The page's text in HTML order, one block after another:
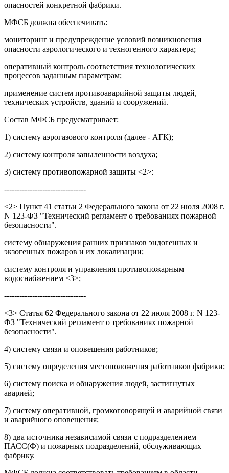
опасностей конкретной фабрики.
МФСБ должна обеспечивать:
мониторинг и предупреждение условий возникновения
опасности аэрологического и техногенного характера;
оперативный контроль соответствия технологических
процессов заданным параметрам;
применение систем противоаварийной защиты людей,
технических устройств, зданий и сооружений.
Состав МФСБ предусматривает:
1) систему аэрогазового контроля (далее - АГК);
2) систему контроля запыленности воздуха;
3) систему противопожарной защиты <2>:
--------------------------------
<2> Пункт 41 статьи 2 Федерального закона от 22 июля 2008 г.
N 123-ФЗ "Технический регламент о требованиях пожарной
безопасности".
систему обнаружения ранних признаков эндогенных и
экзогенных пожаров и их локализации;
систему контроля и управления противопожарным
водоснабжением <3>;
--------------------------------
<3> Статья 62 Федерального закона от 22 июля 2008 г. N 123-
ФЗ "Технический регламент о требованиях пожарной
безопасности".
4) систему связи и оповещения работников;
5) систему определения местоположения работников фабрики;
6) систему поиска и обнаружения людей, застигнутых
аварией;
7) систему оперативной, громкоговорящей и аварийной связи
и аварийного оповещения;
8) два источника независимой связи с подразделением
ПАСС(Ф) и пожарных подразделений, обслуживающих
фабрику.